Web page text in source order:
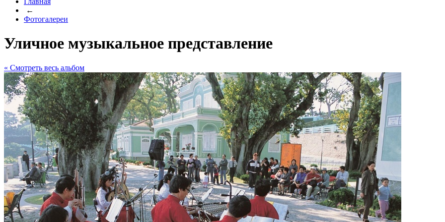
←
Фотогалереи
Уличное музыкальное представление
« Cмотреть весь альбом